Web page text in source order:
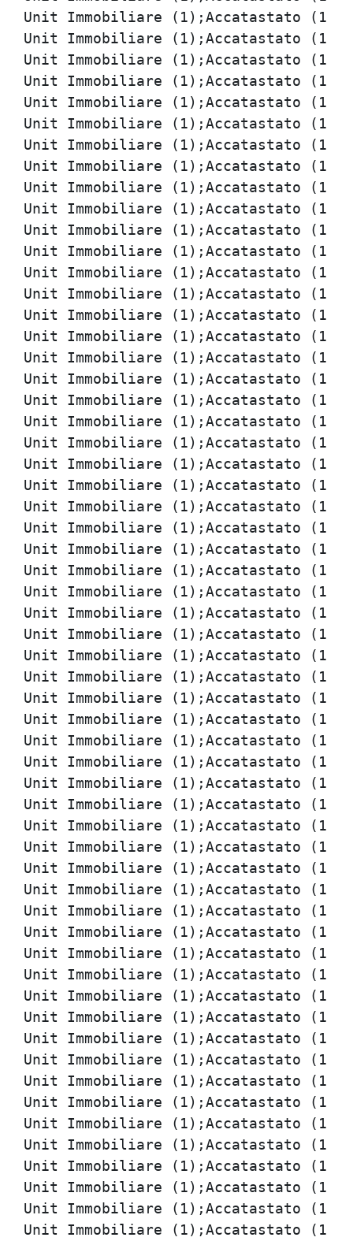
tato (1);O;Zola Predosa (BO) [40069];VIA BERLINGUER;[17];ALLOGGI E GARAGES EX ACER VIA BERLINGUER 15-17-19-LOC.RIALE, GARAGE EX ACER VIA BERLINGUER 17-SUB.30;M185;;;;[29];;[579];;;;[30];;In